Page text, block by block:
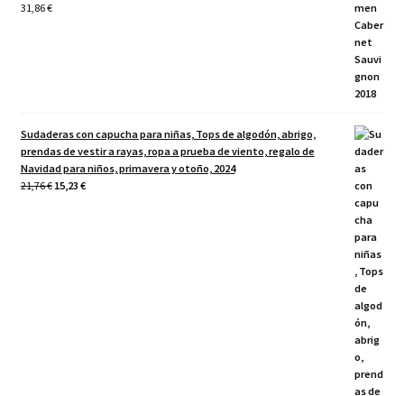
31,86€
Sudaderas con capucha para niñas, Tops de algodón, abrigo,
prendas de vestir a rayas, ropa a prueba de viento, regalo de
Navidad para niños, primavera y otoño, 2024
21,76€ El
15,23 €El